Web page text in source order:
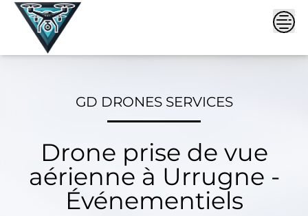
Skip
GD DRONES SERVICES
Drone prise de vue
aérienne à Urrugne -
Événementiels